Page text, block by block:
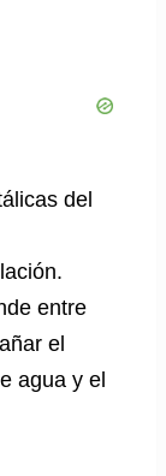
del
entre
el
agua y el